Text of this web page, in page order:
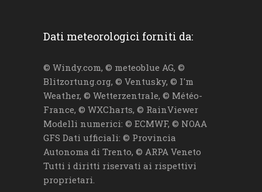
Dati meteorologici forniti da:
© Windy.com, © meteoblue AG, ©
Blitzortung.org, © Ventusky, © I'm
Weather, © Wetterzentrale, © Météo-
France, © WXCharts, © RainViewer
Modelli numerici: © ECMWF, © NOAA
GFS Dati ufficiali: © Provincia
Autonoma di Trento, © ARPA Veneto
Tutti i diritti riservati ai rispettivi
proprietari.